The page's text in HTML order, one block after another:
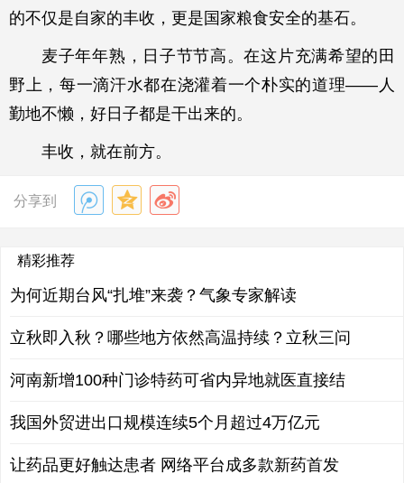
的不仅是自家的丰收，更是国家粮食安全的基石。
麦子年年熟，日子节节高。在这片充满希望的田
野上，每一滴汗水都在浇灌着一个朴实的道理——人
勤地不懒，好日子都是干出来的。
丰收，就在前方。
分享到
精彩推荐
为何近期台风“扎堆”来袭？气象专家解读
立秋即入秋？哪些地方依然高温持续？立秋三问
河南新增100种门诊特药可省内异地就医直接结
我国外贸进出口规模连续5个月超过4万亿元
让药品更好触达患者 网络平台成多款新药首发